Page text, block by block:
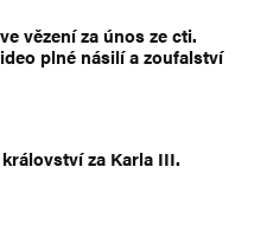
slovenskou
jsou Češi – ne
BABIŠ táhne zpátky
mojí vlasti jak
vězení za únos ze cti.
plné násilí a zoufalství
za Karla III.